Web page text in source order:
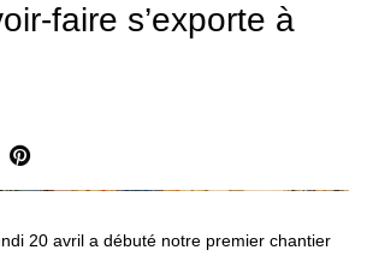
faire s’exporte à
20 avril a débuté notre premier chantier